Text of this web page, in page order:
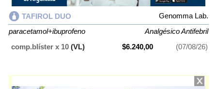
TAFIROL DUO
Genomma Lab.
paracetamol+ibuprofeno
Analgésico Antifebril
comp.blíster x 10 (VL) $6.240,00 (07/08/26)